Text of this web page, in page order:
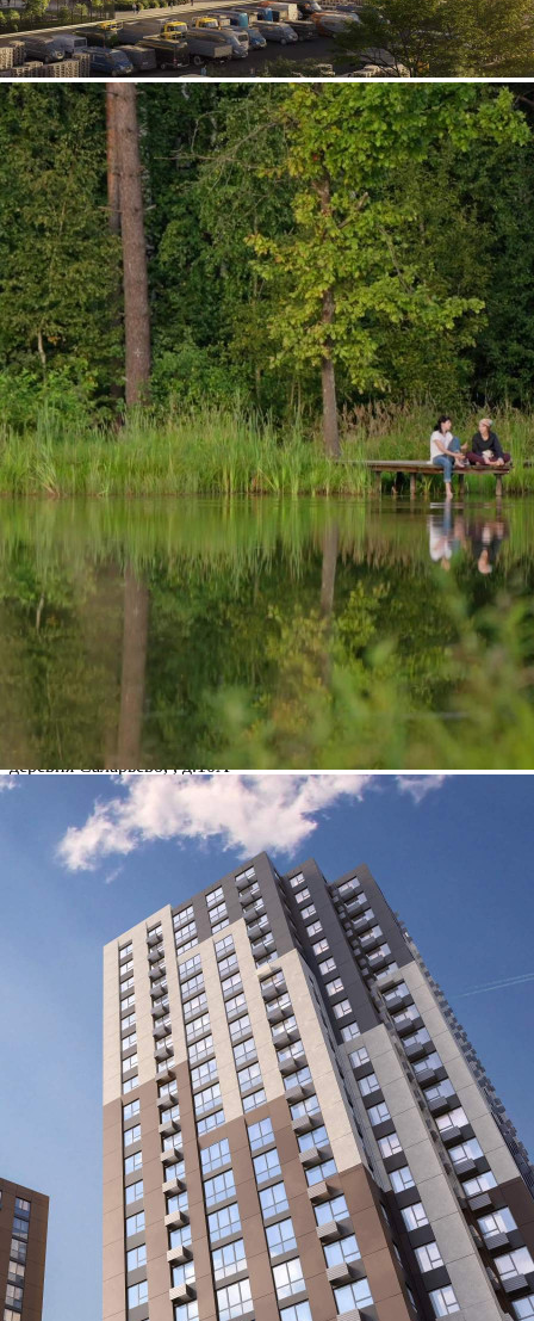
Продажа
125309 - Г. МОСКВА,
ДЕРЕВНЯ САЛАРЬЕВО, ,
Д.10А
Москва / Московская обл
Получить контакты Посмотреть на карте
Прямая продажа от застройщика! Кладовая номер 138 общей
площадью 3.8 кв. м на -1-м этаже в ЖК «1-й
Саларьевский»[#8354106#]
65 (+2)
Навигация
Характеристики
О помещении
Где находится
Контакты
Другие объявления
Характеристики помещения
№ объявления
125309
Дата размещения
07.08.2026
Город
Москва
Адрес
деревня Саларьево, , д.10А
Расположено
Предлагается
Продажа
Желаемый / подходящий вид деятельности
Размер площади (м2)
Цена за помещение
О помещении